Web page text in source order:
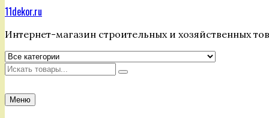
11dekor.ru
Интернет-магазин строительных и хозяйственных
Искать
Меню